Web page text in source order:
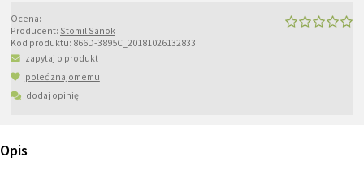
Ocena:
Producent: Stomil Sanok
Kod produktu: 866D-3895C_20181026132833
zapytaj o produkt
poleć znajomemu
dodaj opinię
Opis